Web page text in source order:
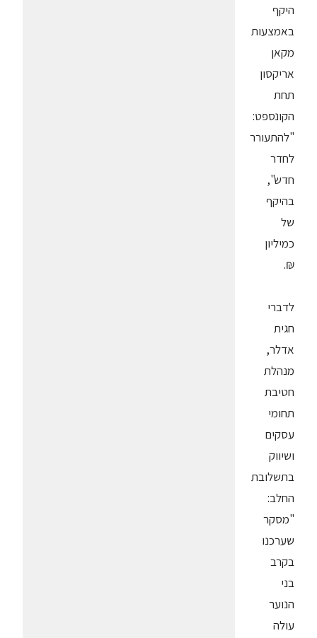
היקף
באמצעות
מקאן
אריקסון
תחת
הקונספט:
"להתעורר
לחדר
חדש",
בהיקף
של
כמיליון
₪.
לדברי
חגית
אדלר,
מנהלת
חטיבת
תחומי
עסקים
ושיווק
בתשלובת
החלב:
"מסקר
שערכנו
בקרב
בני
הנוער
עולה